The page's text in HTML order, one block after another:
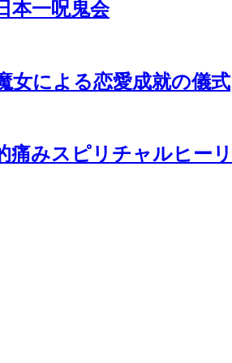
本一呪鬼会
女による恋愛成就の儀式
痛みスピリチャルヒー